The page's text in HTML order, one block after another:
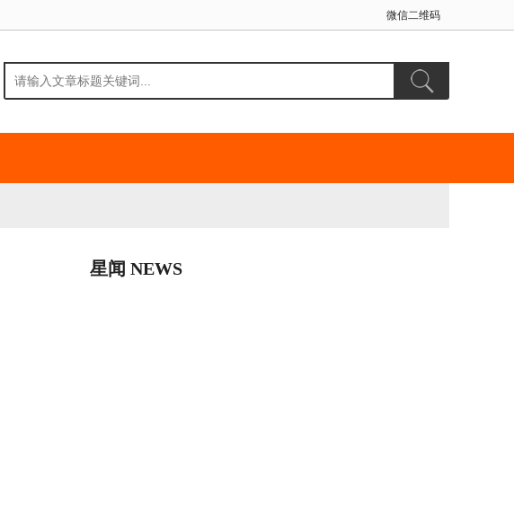
微信二维码
星闻 NEWS